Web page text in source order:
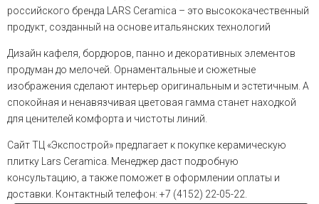
российского бренда LARS Ceramica – это высококачественный
продукт, созданный на основе итальянских технологий
Дизайн кафеля, бордюров, панно и декоративных элементов
продуман до мелочей. Орнаментальные и сюжетные
изображения сделают интерьер оригинальным и эстетичным. А
спокойная и ненавязчивая цветовая гамма станет находкой
для ценителей комфорта и чистоты линий.
Сайт ТЦ «Экспострой» предлагает к покупке керамическую
плитку Lars Ceramica. Менеджер даст подробную
консультацию, а также поможет в оформлении оплаты и
доставки. Контактный телефон: +7 (4152) 22-05-22.